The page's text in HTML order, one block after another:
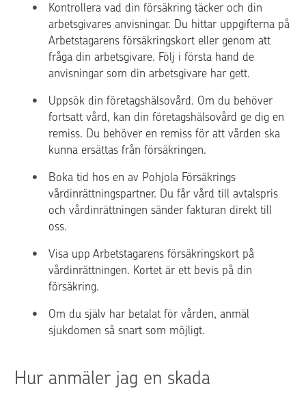
Kontrollera vad din försäkring täcker och din
arbetsgivares anvisningar. Du hittar uppgifterna på
Arbetstagarens försäkringskort eller genom att
fråga din arbetsgivare. Följ i första hand de
anvisningar som din arbetsgivare har gett.
Uppsök din företagshälsovård. Om du behöver
fortsatt vård, kan din företagshälsovård ge dig en
remiss. Du behöver en remiss för att vården ska
kunna ersättas från försäkringen.
Boka tid hos en av Pohjola Försäkrings
vårdinrättningspartner. Du får vård till avtalspris
och vårdinrättningen sänder fakturan direkt till
oss.
Visa upp Arbetstagarens försäkringskort på
vårdinrättningen. Kortet är ett bevis på din
försäkring.
Om du själv har betalat för vården, anmäl
sjukdomen så snart som möjligt.
Hur anmäler jag en skada